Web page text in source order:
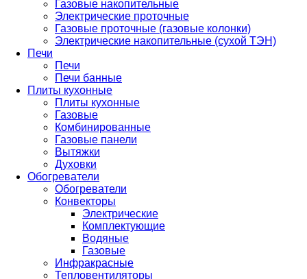
Газовые накопительные
Электрические проточные
Газовые проточные (газовые колонки)
Электрические накопительные (сухой ТЭН)
Печи
Печи
Печи банные
Плиты кухонные
Плиты кухонные
Газовые
Комбинированные
Газовые панели
Вытяжки
Духовки
Обогреватели
Обогреватели
Конвекторы
Электрические
Комплектующие
Водяные
Газовые
Инфракрасные
Тепловентиляторы